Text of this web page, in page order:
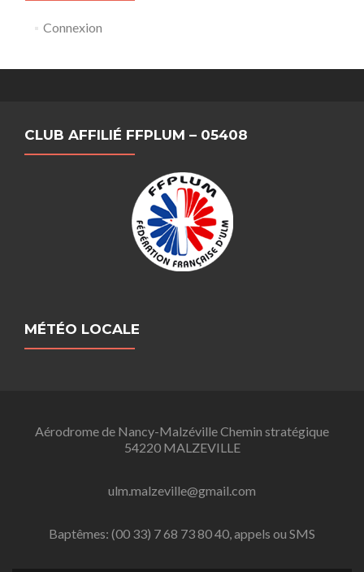
Connexion
CLUB AFFILIÉ FFPLUM – 05408
MÉTÉO LOCALE
Aérodrome de Nancy-Malzéville Chemin stratégique
54220 MALZEVILLE
ulm.malzeville@gmail.com
Baptêmes: (00 33) 7 68 73 80 40, appels ou SMS